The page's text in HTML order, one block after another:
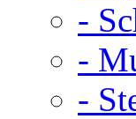
-
-
-